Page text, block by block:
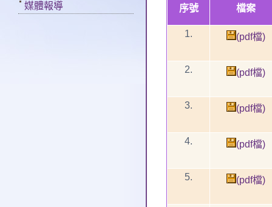
媒體報導
序號 檔案
1. (pdf檔)
2. (pdf檔)
3. (pdf檔)
4. (pdf檔)
5. (pdf檔)